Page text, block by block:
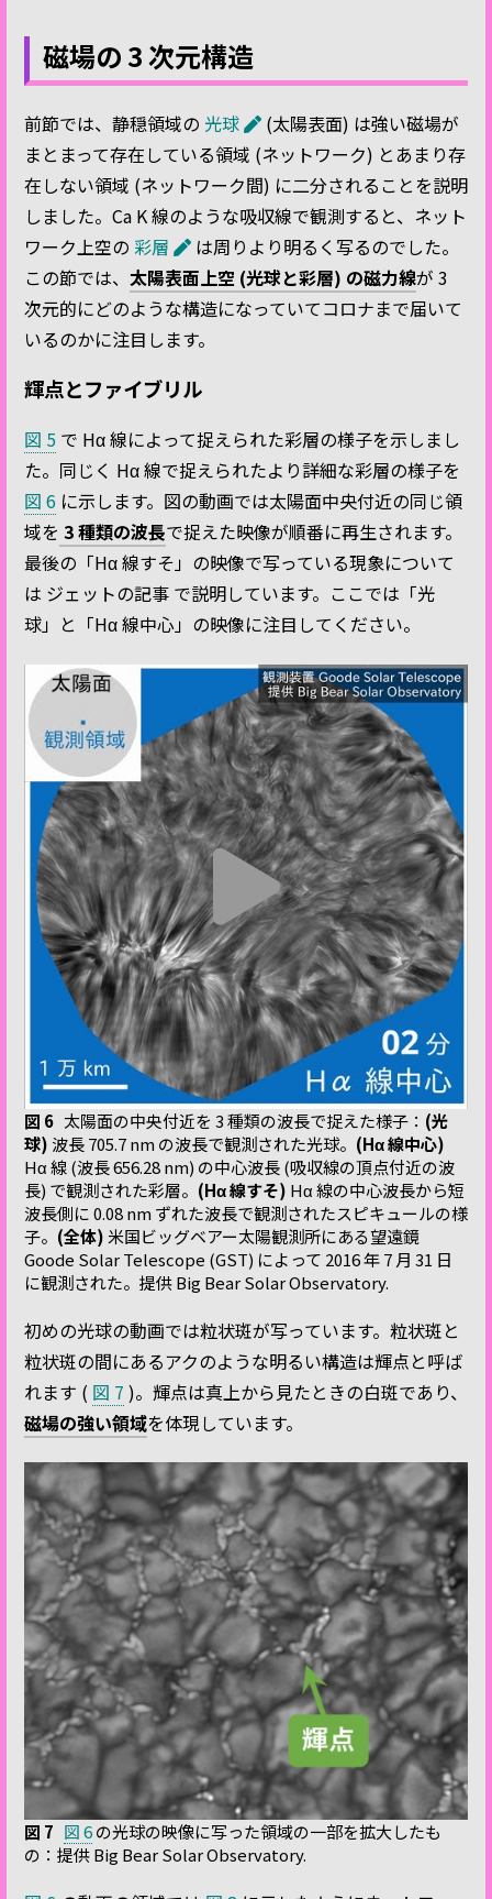
磁場の 3 次元構造
前節では、静穏領域の 光球
(太陽表面) は強い磁場が
まとまって存在している領域 (ネットワーク) とあまり存
在しない領域 (ネットワーク間) に二分されることを説明
しました。Ca K 線のような吸収線で観測すると、ネット
ワーク上空の 彩層
は周りより明るく写るのでした。
この節では、 太陽表面上空 (光球と彩層) の磁力線が 3
次元的にどのような構造になっていてコロナまで届いて
いるのかに注目します。
輝点とファイブリル
図 5 で Hα 線によって捉えられた彩層の様子を示しまし
た。同じく Hα 線で捉えられたより詳細な彩層の様子を
図 6 に示します。図の動画では太陽面中央付近の同じ領
域を 3 種類の波長で捉えた映像が順番に再生されます。
最後の「Hα 線すそ」の映像で写っている現象について
は ジェットの記事 で説明しています。ここでは「光
球」と「Hα 線中心」の映像に注目してください。
図 6 太陽面の中央付近を 3 種類の波長で捉えた様子： (光
球) 波長 705.7 nm の波長で観測された光球。 (Hα 線中心)
Hα 線 (波長 656.28 nm) の中心波長 (吸収線の頂点付近の波
長) で観測された彩層。 (Hα 線すそ) Hα 線の中心波長から短
波長側に 0.08 nm ずれた波長で観測されたスピキュールの様
子。 (全体)米国ビッグベアー太陽観測所にある望遠鏡
Goode Solar Telescope (GST) によって 2016 年 7 月 31 日
に観測された。提供 Big Bear Solar Observatory.
初めの光球の動画では粒状斑が写っています。粒状斑と
粒状斑の間にあるアクのような明るい構造は輝点と呼ば
れます ( 図 7 )。輝点は真上から見たときの白斑であり、
磁場の強い領域を体現しています。
図 7 図 6の光球の映像に写った領域の一部を拡大したも
の：提供 Big Bear Solar Observatory.